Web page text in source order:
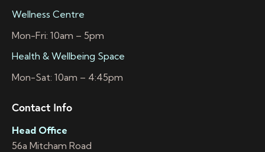
Wellness Centre
Mon-Fri: 10am – 5pm
Health & Wellbeing Space
Mon-Sat: 10am – 4:45pm
Contact Info
Head Office
56a Mitcham Road